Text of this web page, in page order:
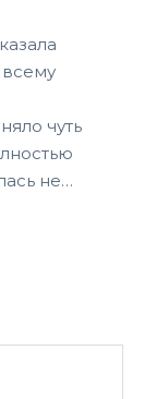
всему
чуть
не
(ну